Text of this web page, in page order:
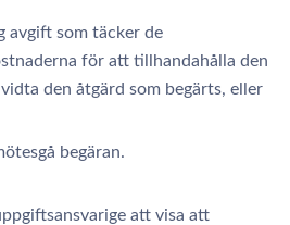
som täcker de
för att tillhandahålla den
den åtgärd som begärts, eller
begäran.
att visa att